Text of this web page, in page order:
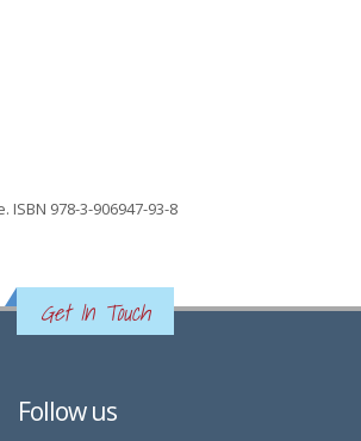
978-3-906947-93-8
Get In Touch
Follow us